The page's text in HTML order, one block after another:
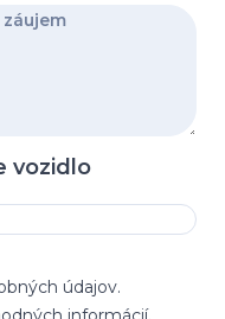
vozidlo
údajov.